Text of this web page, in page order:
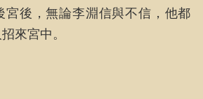
宮後，無論李淵信與不信，他都
來宮中。